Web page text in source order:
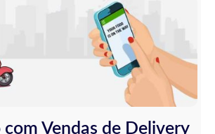
Vendas de Delivery